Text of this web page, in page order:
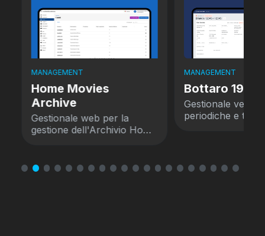
MANAGEMENT
Home Movies
Archive
Gestionale web per la
gestione dell'Archivio Home
MANAGEMENT
Bottaro 1924
Gestionale
periodiche e